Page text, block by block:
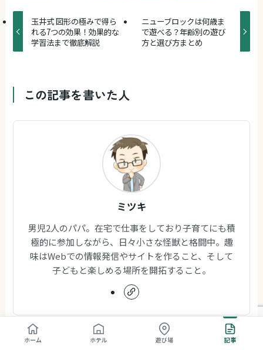
玉井式 図形の極みで得ら
れる7つの効果！効果的な
学習法まで徹底解説
ニューブロックは何歳ま
で遊べる？年齢別の遊び
方と選び方まとめ
この記事を書いた人
ミツキ
男児2人のパパ。在宅で仕事をしており子育てにも積
極的に参加しながら、日々小さな怪獣と格闘中。趣
味はWebでの情報発信やサイトを作ること、そして
子どもと楽しめる場所を開拓すること。
ホーム ホテル 遊び場 記事